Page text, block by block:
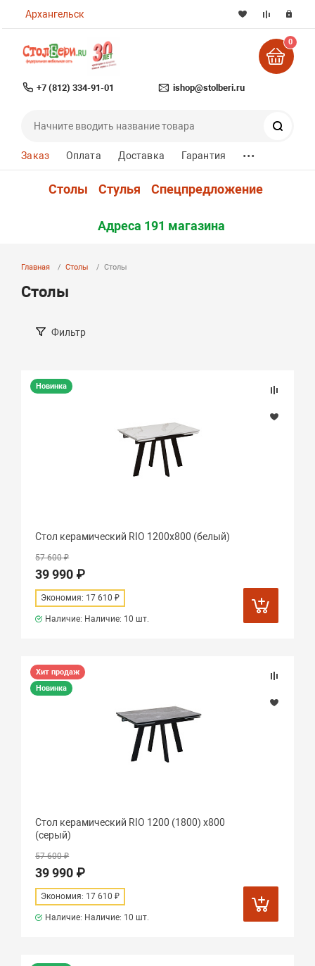
Архангельск
+7 (812) 334-91-01 ishop@stolberi.ru
0
Заказ Оплата Доставка Гарантия ...
Столы Стулья Спецпредложение
Адреса 191 магазина
Главная Столы Столы
Столы
Фильтр
Новинка
Стол керамический RIO 1200х800 (белый)
57 600 ₽
39 990 ₽
Экономия: 17 610 ₽
Наличие: Наличие: 10 шт.
Хит продаж
Новинка
Стол керамический RIO 1200 (1800) х800
(серый)
57 600 ₽
39 990 ₽
Экономия: 17 610 ₽
Наличие: Наличие: 10 шт.